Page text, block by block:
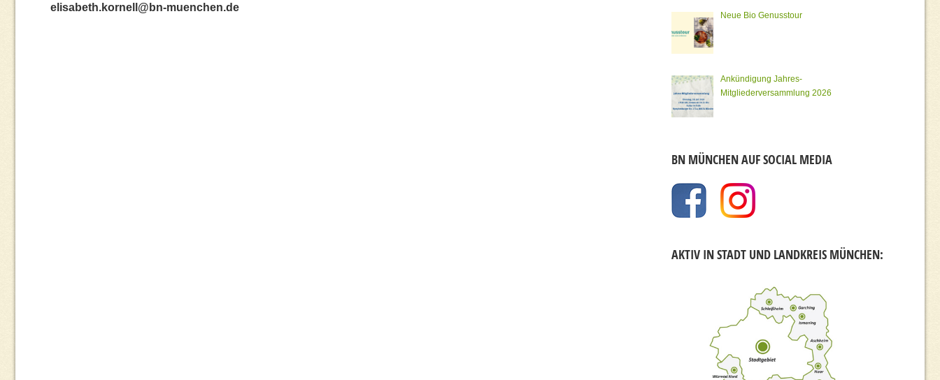
elisabeth.kornell@bn-muenchen.de
Neue Bio Genusstour
Ankündigung Jahres-
Mitgliederversammlung 2026
BN MÜNCHEN AUF SOCIAL MEDIA
AKTIV IN STADT UND LANDKREIS MÜNCHEN: